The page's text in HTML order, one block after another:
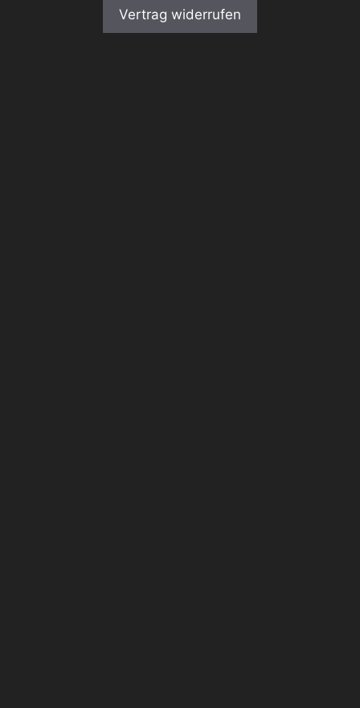
Vertrag widerrufen